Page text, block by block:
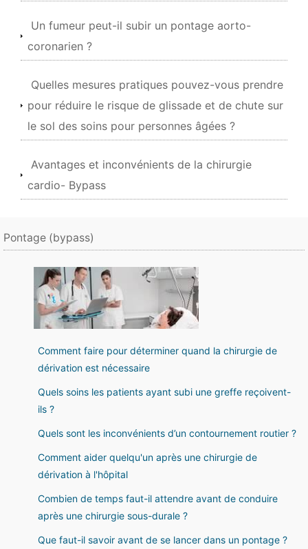
Un fumeur peut-il subir un pontage aorto-
coronarien ?
Quelles mesures pratiques pouvez-vous prendre
pour réduire le risque de glissade et de chute sur
le sol des soins pour personnes âgées ?
Avantages et inconvénients de la chirurgie
cardio- Bypass
Pontage (bypass)
Comment faire pour déterminer quand la chirurgie de
dérivation est nécessaire
Quels soins les patients ayant subi une greffe reçoivent-
ils ?
Quels sont les inconvénients d’un contournement routier ?
Comment aider quelqu'un après une chirurgie de
dérivation à l'hôpital
Combien de temps faut-il attendre avant de conduire
après une chirurgie sous-durale ?
Que faut-il savoir avant de se lancer dans un pontage ?